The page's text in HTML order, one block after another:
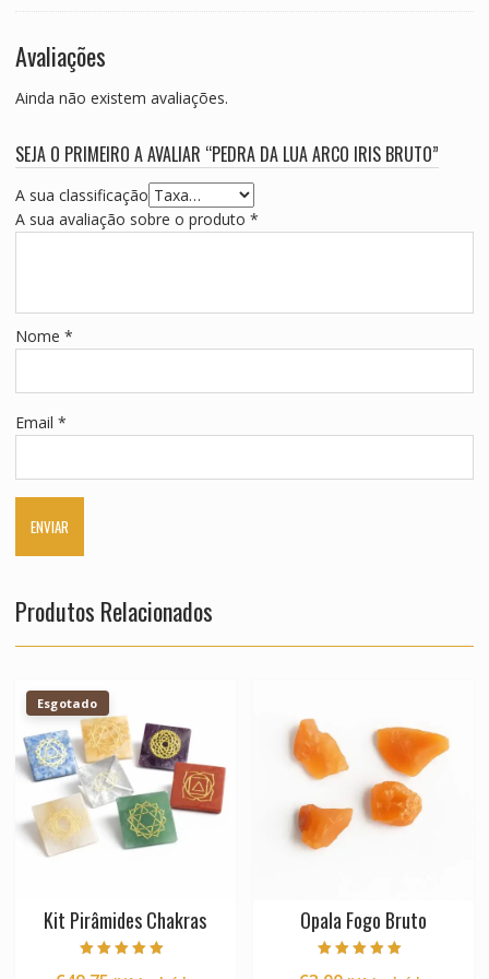
Avaliações
Ainda não existem avaliações.
SEJA O PRIMEIRO A AVALIAR “PEDRA DA LUA ARCO IRIS BRUTO”
A sua classificação
A sua avaliação sobre o produto *
Nome *
Email *
Produtos Relacionados
Esgotado
Kit Pirâmides Chakras Opala Fogo Bruto